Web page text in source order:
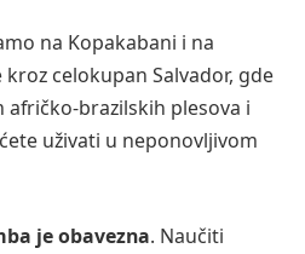
na Kopakabani i na
celokupan Salvador, gde
brazilskih plesova i
uživati u neponovljivom
je obavezna. Naučiti